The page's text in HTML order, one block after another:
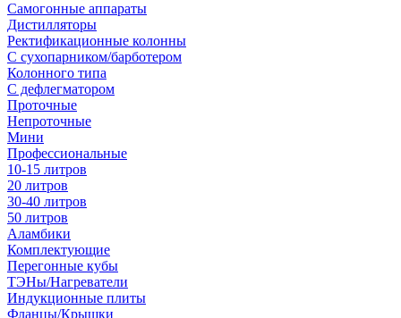
Самогонные аппараты
Дистилляторы
Ректификационные колонны
С сухопарником/барботером
Колонного типа
С дефлегматором
Проточные
Непроточные
Мини
Профессиональные
10-15 литров
20 литров
30-40 литров
50 литров
Аламбики
Комплектующие
Перегонные кубы
ТЭНы/Нагреватели
Индукционные плиты
Фланцы/Крышки